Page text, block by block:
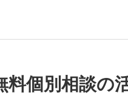
料個別相談の